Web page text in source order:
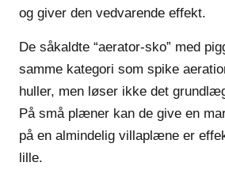
og giver den vedvarende effekt.
De såkaldte “aerator-sko” med
samme kategori som spike
huller, men løser ikke det
På små plæner kan de give en
på en almindelig villaplæne er
lille.